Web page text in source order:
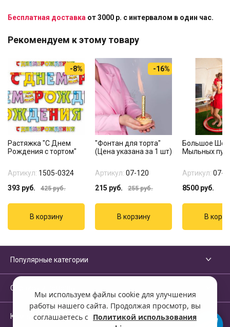
Мы используем файлы cookie для улучшения
работы нашего сайта. Продолжая просмотр, вы
соглашаетесь с Политикой использования
Бесплатная доставка от 3000 р. с интервалом в один час.
Рекомендуем к этому товару
-8%
Растяжка "С Днем
Рождения с тортом"
Артикул: 1505-0324
393 руб. 425руб.
-16%
"Фонтан для торта"
(Цена указана за 1 шт)
Артикул: 07-120
215 руб. 255руб.
Большое Шоу
Мыльных
Артикул: 07-
8500 руб.
Популярные категории
Сервисы и помощь
Компания